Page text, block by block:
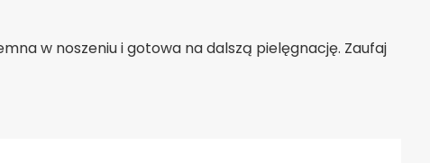
w noszeniu i gotowa na dalszą pielęgnację. Zaufaj